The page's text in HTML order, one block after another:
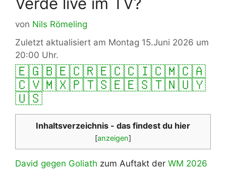
von Nils Römeling
Zuletzt aktualisiert am Montag 15.Juni 2026 um
20:00 Uhr.
🇪🇬🇧🇪🇨🇷🇪🇨🇨🇮🇨🇲🇨🇦
🇨🇻🇲🇽🇵🇹🇸🇪🇪🇸🇹🇳🇺🇾
🇺🇸
Inhaltsverzeichnis - das findest du hier
[anzeigen]
David gegen Goliath zum Auftakt der WM 2026